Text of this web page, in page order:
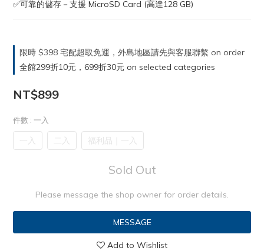
✅可靠的儲存－支援 MicroSD Card (高達128 GB)
限時 $398 宅配超取免運，外島地區請先與客服聯繫 on order
全館299折10元，699折30元 on selected categories
NT$899
件數 : 一入
一入 二入 福利品｜一入
Sold Out
Please message the shop owner for order details.
MESSAGE
Add to Wishlist